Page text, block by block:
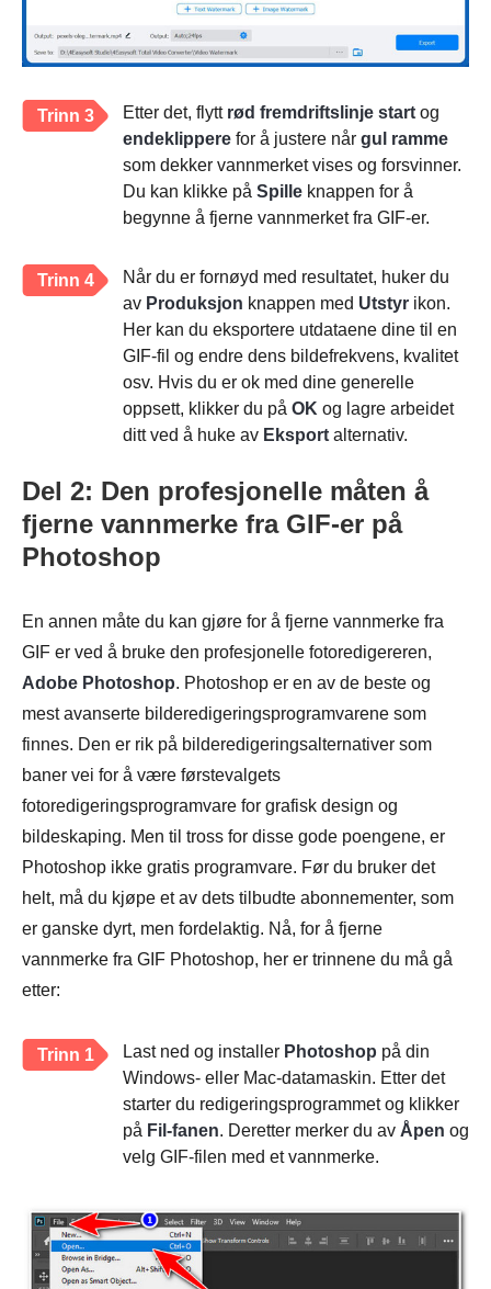
Trinn 3 Etter det, flytt rød fremdriftslinje start og
endeklippere for å justere når gul ramme
som dekker vannmerket vises og forsvinner.
Du kan klikke på Spille knappen for å
begynne å fjerne vannmerket fra GIF-er.
Trinn 4
Når du er fornøyd med resultatet, huker du
av Produksjon knappen med Utstyr ikon.
Her kan du eksportere utdataene dine til en
GIF-fil og endre dens bildefrekvens, kvalitet
osv. Hvis du er ok med dine generelle
oppsett, klikker du på OK og lagre arbeidet
ditt ved å huke av Eksport alternativ.
Del 2: Den profesjonelle måten å
fjerne vannmerke fra GIF-er på
Photoshop
En annen måte du kan gjøre for å fjerne vannmerke fra
GIF er ved å bruke den profesjonelle fotoredigereren,
Adobe Photoshop. Photoshop er en av de beste og
mest avanserte bilderedigeringsprogramvarene som
finnes. Den er rik på bilderedigeringsalternativer som
baner vei for å være førstevalgets
fotoredigeringsprogramvare for grafisk design og
bildeskaping. Men til tross for disse gode poengene, er
Photoshop ikke gratis programvare. Før du bruker det
helt, må du kjøpe et av dets tilbudte abonnementer, som
er ganske dyrt, men fordelaktig. Nå, for å fjerne
vannmerke fra GIF Photoshop, her er trinnene du må gå
etter:
Trinn 1 Last ned og installer Photoshop på din
Windows- eller Mac-datamaskin. Etter det
starter du redigeringsprogrammet og klikker
på Fil-fanen. Deretter merker du av Åpen og
velg GIF-filen med et vannmerke.